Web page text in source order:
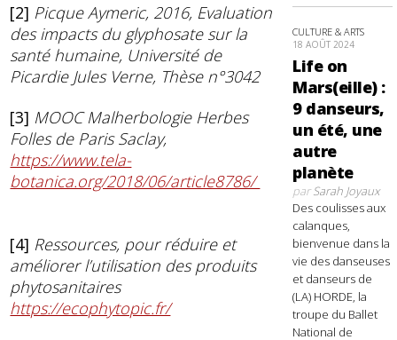
[2] Picque Aymeric, 2016, Evaluation
des impacts du glyphosate sur la
santé humaine, Université de
Picardie Jules Verne, Thèse n°3042
[3] MOOC Malherbologie Herbes
Folles de Paris Saclay,
https://www.tela-
botanica.org/2018/06/article8786/
[4] Ressources, pour réduire et
améliorer l’utilisation des produits
phytosanitaires
https://ecophytopic.fr/
CULTURE & ARTS
18 AOÛT 2024
Life on
Mars(eille) :
9 danseurs,
un été, une
autre
planète
parSarah Joyaux
Des coulisses aux
calanques,
bienvenue dans la
vie des danseuses
et danseurs de
(LA) HORDE, la
troupe du Ballet
National de